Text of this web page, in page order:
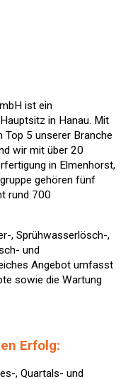
ist ein
in Hanau. Mit
Top 5 unserer Branche
wir mit über 20
in Elmenhorst,
gehören fünf
rund 700
, Sprühwasserlösch-,
und
Angebot umfasst
sowie die Wartung
Erfolg:
, Quartals- und